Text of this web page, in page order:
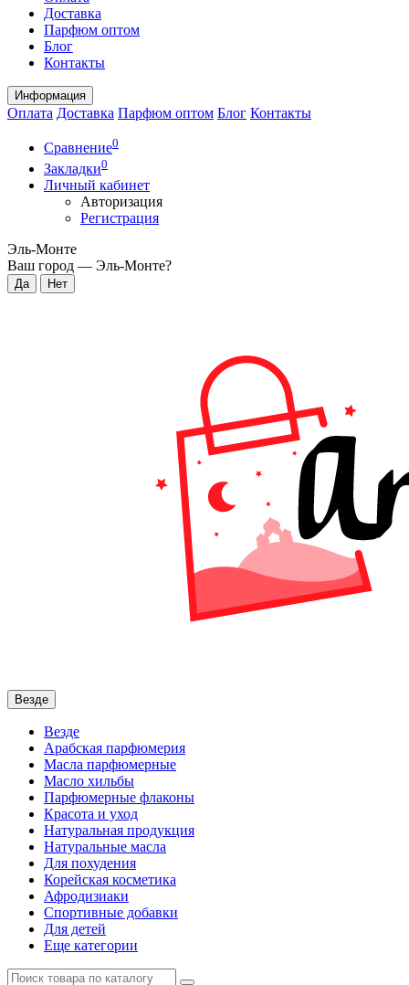
Доставка
Парфюм оптом
Блог
Контакты
Информация
Оплата Доставка Парфюм оптом Блог Контакты
Сравнение0
Закладки0
Личный кабинет
Авторизация
Регистрация
Эль-Монте
Ваш город — Эль-Монте?
Везде
Везде
Арабская парфюмерия
Масла парфюмерные
Масло хильбы
Парфюмерные флаконы
Красота и уход
Натуральная продукция
Натуральные масла
Для похудения
Корейская косметика
Афродизиаки
Спортивные добавки
Для детей
Еще категории